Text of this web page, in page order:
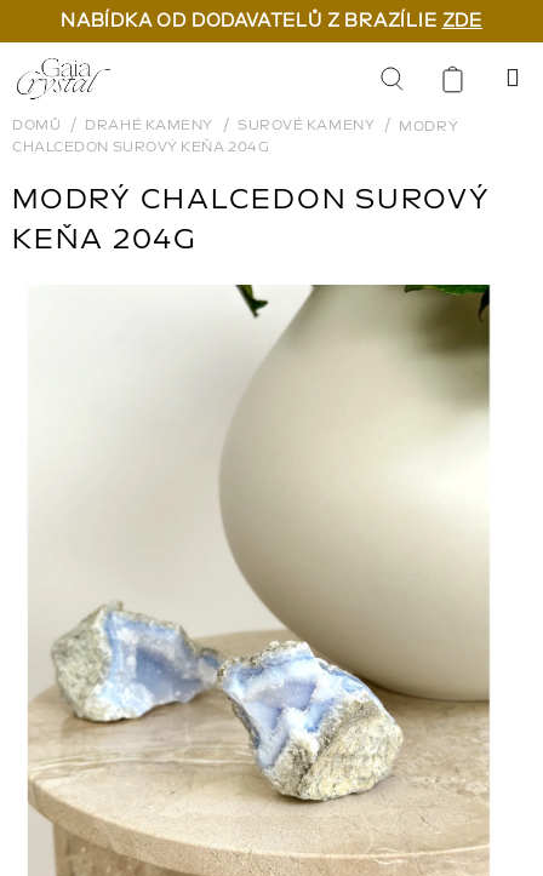
NABÍDKA OD DODAVATELŮ Z BRAZÍLIE ZDE
Přejít
na
obsah
Hledat
DOMŮ DRAHÉ KAMENY SUROVÉ KAMENY
MODRÝ
CHALCEDON SUROVÝ KEŇA 204G
MODRÝ CHALCEDON SUROVÝ
KEŇA 204G